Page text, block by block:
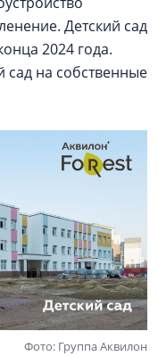
Детский сад
2024 года.
сад на собственные
Фото: Группа Аквилон